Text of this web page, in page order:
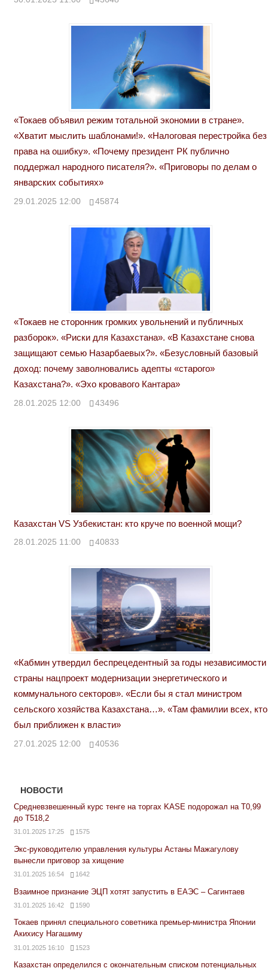
«Токаев объявил режим тотальной экономии в стране».
«Хватит мыслить шаблонами!». «Налоговая перестройка без
права на ошибку». «Почему президент РК публично
поддержал народного писателя?». «Приговоры по делам о
январских событиях»
29.01.2025 12:00 45874
«Токаев не сторонник громких увольнений и публичных
разборок». «Риски для Казахстана». «В Казахстане снова
защищают семью Назарбаевых?». «Безусловный базовый
доход: почему заволновались адепты «старого»
Казахстана?». «Эхо кровавого Кантара»
28.01.2025 12:00 43496
Казахстан VS Узбекистан: кто круче по военной мощи?
28.01.2025 11:00 40833
«Кабмин утвердил беспрецедентный за годы независимости
страны нацпроект модернизации энергетического и
коммунального секторов». «Если бы я стал министром
сельского хозяйства Казахстана…». «Там фамилии всех, кто
был приближен к власти»
27.01.2025 12:00 40536
НОВОСТИ
Средневзвешенный курс тенге на торгах KASE подорожал на Т0,99
до Т518,2
31.01.2025 17:25 1575
Экс-руководителю управления культуры Астаны Мажагулову
вынесли приговор за хищение
31.01.2025 16:54 1642
Взаимное признание ЭЦП хотят запустить в ЕАЭС – Сагинтаев
31.01.2025 16:42 1590
Токаев принял специального советника премьер-министра Японии
Акихису Нагашиму
31.01.2025 16:10 1523
Казахстан определился с окончательным списком потенциальных